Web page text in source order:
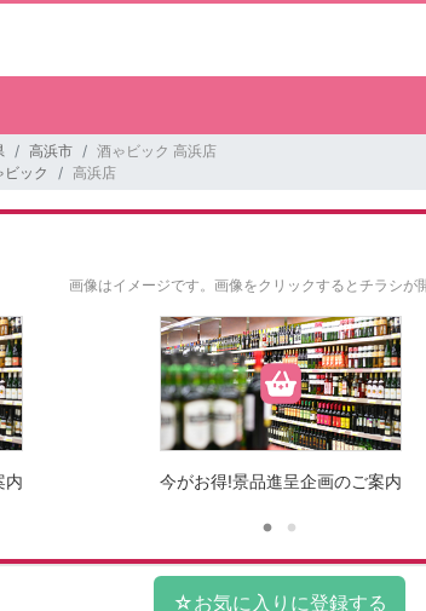
高浜市
酒ゃビック 高浜店
ビック 高浜店
画像はイメージです。 画像をクリックするとチラシが
内 今がお得!景品進呈企画のご案内